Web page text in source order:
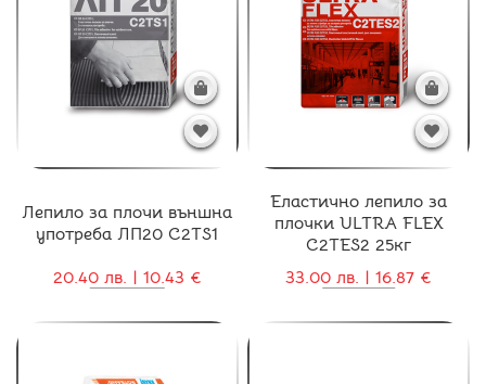
Лепило за плочи външна
употреба ЛП20 C2TS1
20.40 лв. | 10.43 €
Еластично лепило за
плочки ULTRA FLEX
C2TES2 25кг
33.00 лв. | 16.87 €